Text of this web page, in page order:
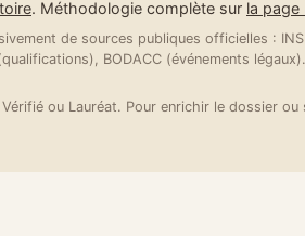
. Méthodologie complète sur la
de sources publiques officielles :
BODACC (événements
ou Lauréat. Pour enrichir le dossier ou